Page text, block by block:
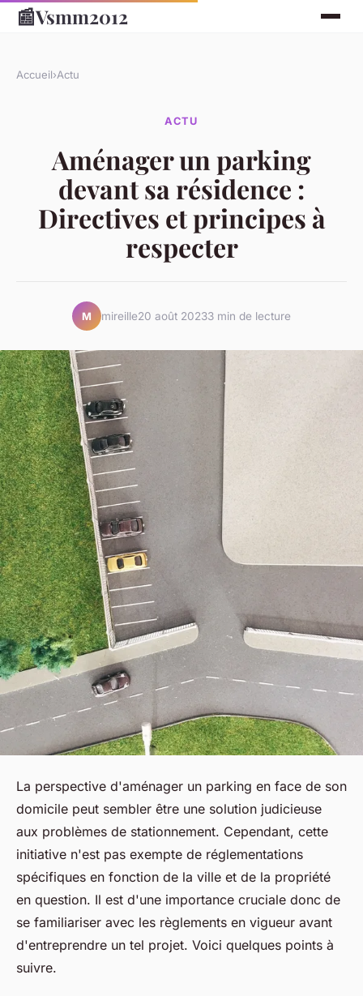
📰Vsmm2012
Accueil›Actu
ACTU
Aménager un parking
devant sa résidence :
Directives et principes à
respecter
M mireille20 août 20233 min de lecture
La perspective d'aménager un parking en face de son
domicile peut sembler être une solution judicieuse
aux problèmes de stationnement. Cependant, cette
initiative n'est pas exempte de réglementations
spécifiques en fonction de la ville et de la propriété
en question. Il est d'une importance cruciale donc de
se familiariser avec les règlements en vigueur avant
d'entreprendre un tel projet. Voici quelques points à
suivre.